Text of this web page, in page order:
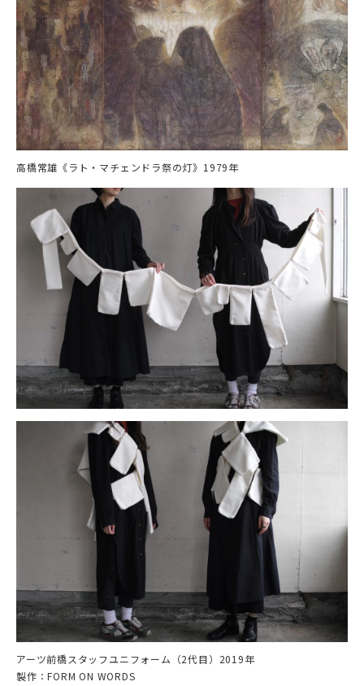
高橋常雄《ラト・マチェンドラ祭の灯》1979年
アーツ前橋スタッフユニフォーム（2代目）2019年
製作：FORM ON WORDS